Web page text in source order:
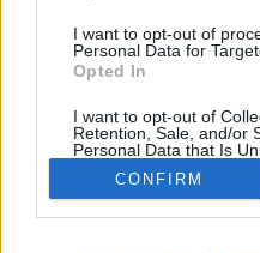
I want to opt-out of
Personal Data for
Opted In
I want to opt-out of
Retention, Sale, and/or
Personal Data that Is
Purposes for which it
Opted Out
CONFIRM